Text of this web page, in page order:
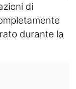
di
durante la